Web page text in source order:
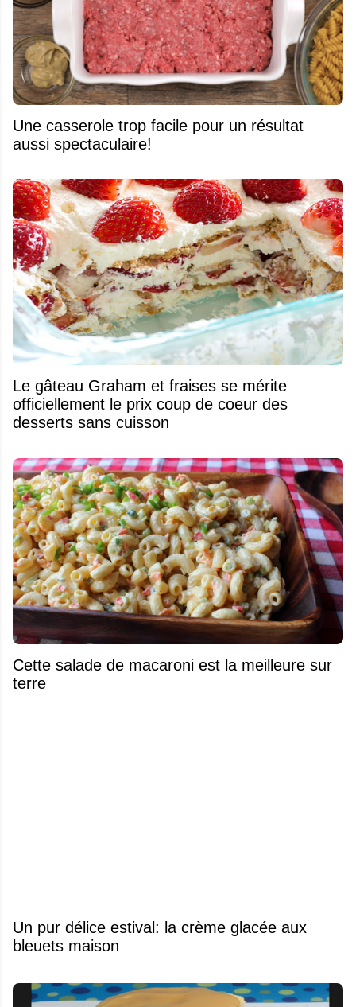
Une casserole trop facile pour un résultat
aussi spectaculaire!
Le gâteau Graham et fraises se mérite
officiellement le prix coup de coeur des
desserts sans cuisson
Cette salade de macaroni est la meilleure sur
terre
Un pur délice estival: la crème glacée aux
bleuets maison